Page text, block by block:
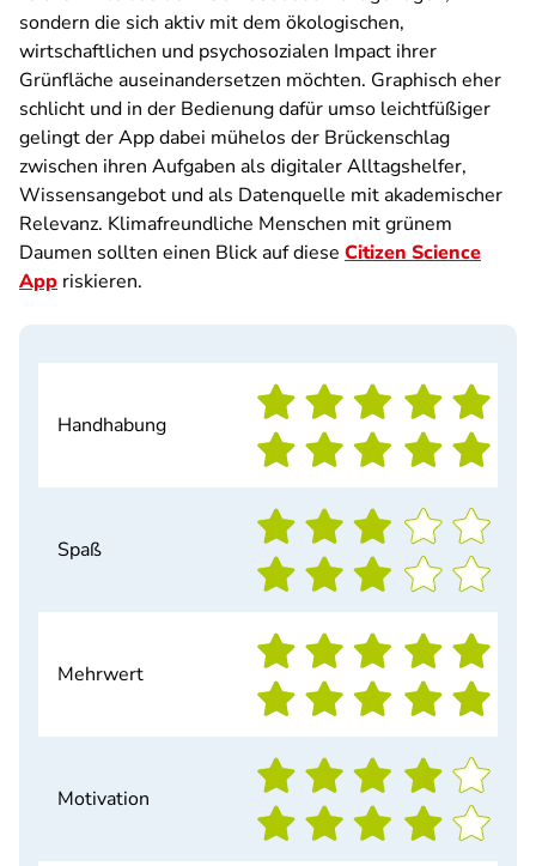
sondern die sich aktiv mit dem ökologischen,
wirtschaftlichen und psychosozialen Impact ihrer
Grünfläche auseinandersetzen möchten. Graphisch eher
schlicht und in der Bedienung dafür umso leichtfüßiger
gelingt der App dabei mühelos der Brückenschlag
zwischen ihren Aufgaben als digitaler Alltagshelfer,
Wissensangebot und als Datenquelle mit akademischer
Relevanz. Klimafreundliche Menschen mit grünem
Daumen sollten einen Blick auf diese Citizen Science
App riskieren.
Handhabung
Spaß
Mehrwert
Motivation